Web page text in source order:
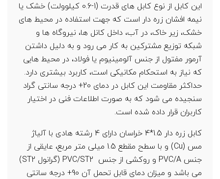
این کابل از نوع کابل های قدرت (
0.6-1 کیلوولت) خشک یا
نیمه افشان زره دار است که جهت استفاده در محیط های
خشک، زیر خاک، در آب، داخل کانل ها، نیروگاه ها و
شبکه توزیع مشترکین به کار می رود و به دلیل داشتن
آرمور مفتول از جنس آلومینیوم یا فولاد، در محیط هایی
که نیاز به استحکام مکانیکی است، کاربرد بیشتری دارد.
حداکثر مقاومت این کابل در دمای 20+ درجه سانتی گراد
سنجیده می شود که به صورت اطلاعات فنی در اختیار
کاربران قرار داده شده است.
کابل زره دار 1.5*4 خراسان دارای 4
رشته هادی با آلیاژ
مس )
Cu
(
و با سطح مقطع 1.5 میلی متر مربع، عایقی از
جنس PVC/A و روکشی از جنس PVC/ST2 (گرانول ST2
)
می باشد و میزان دمای قابل تحمل آن 90+ درجه سانتی